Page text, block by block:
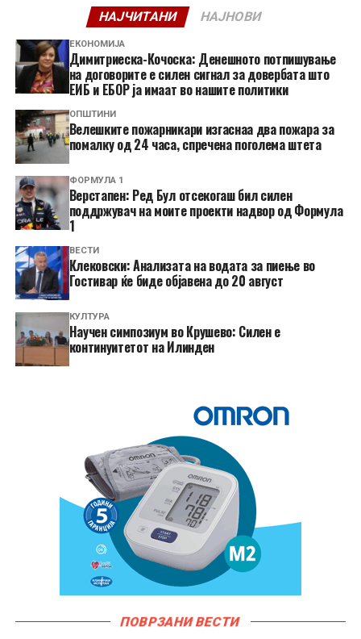
НАЈЧИТАНИ НАЈНОВИ
ЕКОНОМИЈА
Димитриеска-Кочоска: Денешното потпишување
на договорите е силен сигнал за довербата што
ЕИБ и ЕБОР ја имаат во нашите политики
ОПШТИНИ
Велешките пожарникари изгаснаа два пожара за
помалку од 24 часа, спречена поголема штета
ФОРМУЛА 1
Верстапен: Ред Бул отсекогаш бил силен
поддржувач на моите проекти надвор од Формула
1
ВЕСТИ
Клековски: Анализата на водата за пиење во
Гостивар ќе биде објавена до 20 август
КУЛТУРА
Научен симпозиум во Крушево: Силен е
континуитетот на Илинден
ПОВРЗАНИ ВЕСТИ